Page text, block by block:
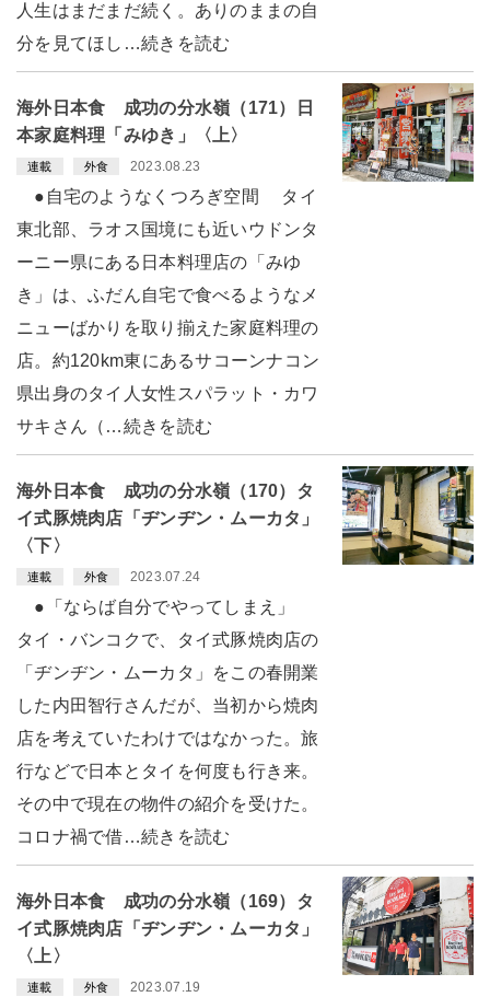
人生はまだまだ続く。ありのままの自
分を見てほし…続きを読む
海外日本食 成功の分水嶺（171）日
本家庭料理「みゆき」〈上〉
連載 外食 2023.08.23
●自宅のようなくつろぎ空間 タイ
東北部、ラオス国境にも近いウドンタ
ーニー県にある日本料理店の「みゆ
き」は、ふだん自宅で食べるようなメ
ニューばかりを取り揃えた家庭料理の
店。約120km東にあるサコーンナコン
県出身のタイ人女性スパラット・カワ
サキさん（…続きを読む
海外日本食 成功の分水嶺（170）タ
イ式豚焼肉店「ヂンヂン・ムーカタ」
〈下〉
連載 外食 2023.07.24
●「ならば自分でやってしまえ」
タイ・バンコクで、タイ式豚焼肉店の
「ヂンヂン・ムーカタ」をこの春開業
した内田智行さんだが、当初から焼肉
店を考えていたわけではなかった。旅
行などで日本とタイを何度も行き来。
その中で現在の物件の紹介を受けた。
コロナ禍で借…続きを読む
海外日本食 成功の分水嶺（169）タ
イ式豚焼肉店「ヂンヂン・ムーカタ」
〈上〉
連載 外食 2023.07.19